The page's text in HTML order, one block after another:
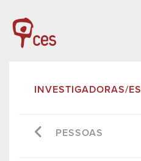
INVESTIGADORAS/ES
PESSOAS